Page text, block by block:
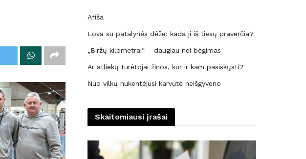
Afiša
Lova su patalynės dėže: kada ji iš tiesų praverčia?
„Biržų kilometrai“ – daugiau nei bėgimas
Ar atliekų turėtojai žinos, kur ir kam pasiskųsti?
Nuo vilkų nukentėjusi karvutė neišgyveno
Skaitomiausi įrašai